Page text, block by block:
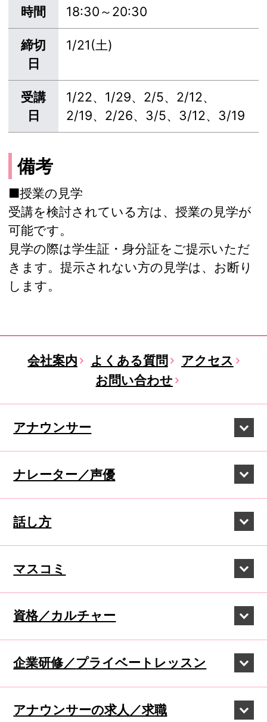
時間 18:30～20:30
締切
日
1/21(土)
受講
日
1/22、1/29、2/5、2/12、
2/19、2/26、3/5、3/12、3/19
備考
■授業の見学
受講を検討されている方は、授業の見学が
可能です。
見学の際は学生証・身分証をご提示いただ
きます。提示されない方の見学は、お断り
します。
会社案内 よくある質問
アクセス
お問い合わせ
アナウンサー
ナレーター／声優
話し方
マスコミ
資格／カルチャー
企業研修／プライベートレッスン
アナウンサーの求人／求職